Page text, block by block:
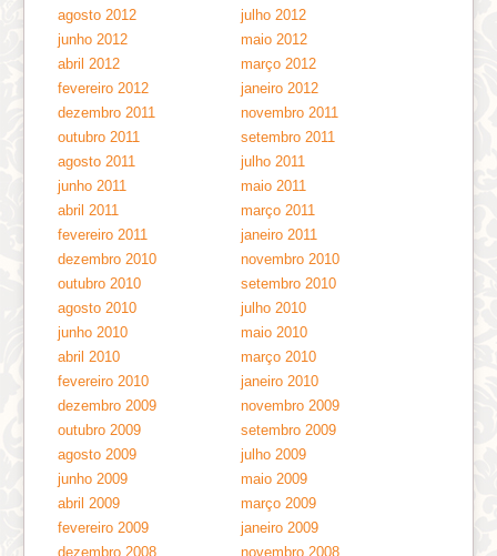
agosto 2012
julho 2012
junho 2012
maio 2012
abril 2012
março 2012
fevereiro 2012
janeiro 2012
dezembro 2011
novembro 2011
outubro 2011
setembro 2011
agosto 2011
julho 2011
junho 2011
maio 2011
abril 2011
março 2011
fevereiro 2011
janeiro 2011
dezembro 2010
novembro 2010
outubro 2010
setembro 2010
agosto 2010
julho 2010
junho 2010
maio 2010
abril 2010
março 2010
fevereiro 2010
janeiro 2010
dezembro 2009
novembro 2009
outubro 2009
setembro 2009
agosto 2009
julho 2009
junho 2009
maio 2009
abril 2009
março 2009
fevereiro 2009
janeiro 2009
dezembro 2008
novembro 2008